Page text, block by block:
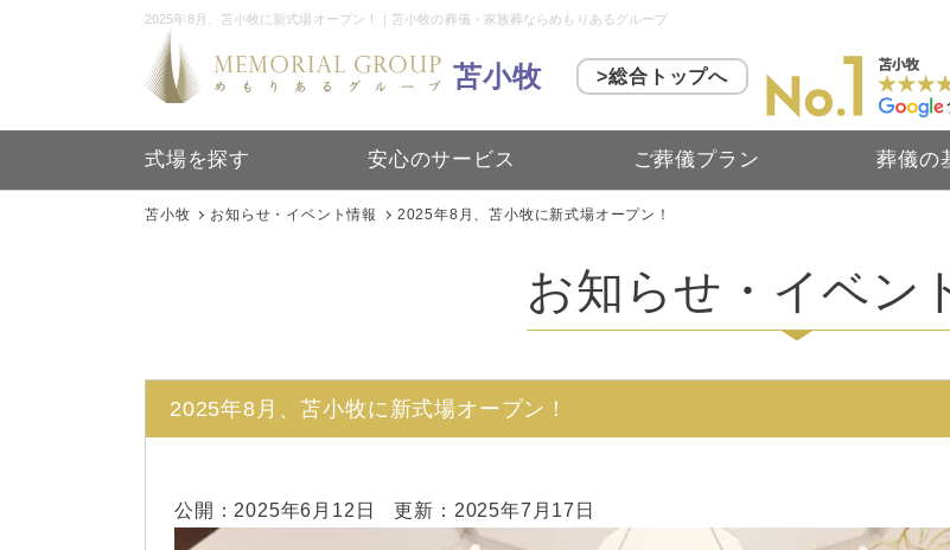
2025年8月、苫小牧に新式場オープン！｜苫小牧の葬儀・家族葬ならめもりあるグループ
苫小牧 >総合トップへ
式場を探す 安心のサービス ご葬儀プラン 葬儀の
苫小牧 お知らせ・イベント情報 2025年8月、苫小牧に新式場オープン！
お知らせ・イベン
2025年8月、苫小牧に新式場オープン！
公開： 2025年6月12日 更新： 2025年7月17日